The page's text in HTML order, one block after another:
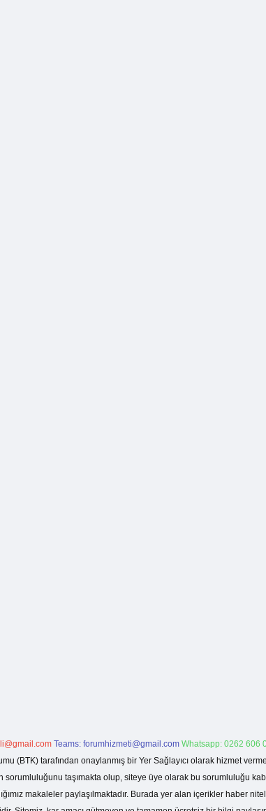
Teams: forumhizmeti@gmail.com Whatsapp: 0262 606
(BTK) tarafından onaylanmış bir Yer Sağlayıcı olarak hizmet
taşımakta olup, siteye üye olarak bu sorumluluğu
makaleler paylaşılmaktadır. Burada yer alan içerikler haber